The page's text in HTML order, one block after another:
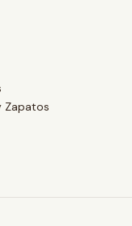
Zapatos